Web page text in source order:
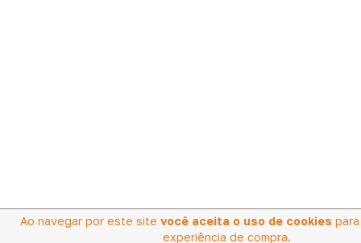
Ao navegar por este site você aceita o uso de cookies
experiência de compra.